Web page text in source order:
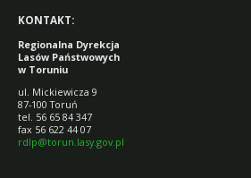
KONTAKT:
Regionalna Dyrekcja
Lasów Państwowych
w Toruniu
ul. Mickiewicza 9
87-100 Toruń
tel. 56 65 84 347
fax 56 622 44 07
rdlp@torun.lasy.gov.pl